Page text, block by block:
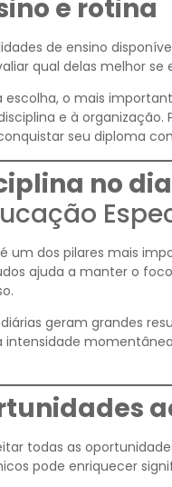
e rotina
de ensino
qual delas melhor se
o mais
e à
seu diploma
no
um dos pilares mais
ajuda a manter o
geram grandes
todas as
pode enriquecer